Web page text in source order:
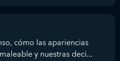
cómo las apariencias
y nuestras deci...